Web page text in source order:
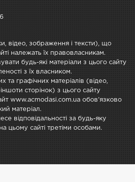
відео, зображення і тексти), що
належать їх правовласникам.
будь-які матеріали з цього сайту
з їх власником.
та графічних матеріалів (відео,
сторінок) з цього сайту
www.acmodasi.com.ua обов'язково
матеріал.
відповідальності за будь-яку
цьому сайті третіми особами.